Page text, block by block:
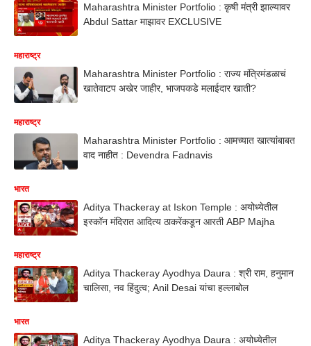
Maharashtra Minister Portfolio : कृषी मंत्री झाल्यावर
Abdul Sattar माझावर EXCLUSIVE
महाराष्ट्र
Maharashtra Minister Portfolio : राज्य मंत्रिमंडळाचं
खातेवाटप अखेर जाहीर, भाजपकडे मलाईदार खाती?
महाराष्ट्र
Maharashtra Minister Portfolio : आमच्यात खात्यांबाबत
वाद नाहीत : Devendra Fadnavis
भारत
Aditya Thackeray at Iskon Temple : अयोध्येतील
इस्कॉन मंदिरात आदित्य ठाकरेंकडून आरती ABP Majha
महाराष्ट्र
Aditya Thackeray Ayodhya Daura : श्री राम, हनुमान
चालिसा, नव हिंदुत्व; Anil Desai यांचा हल्लाबोल
भारत
Aditya Thackeray Ayodhya Daura : अयोध्येतील